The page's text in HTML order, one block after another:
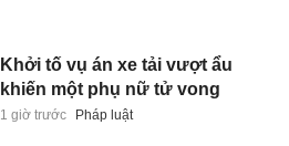
Khởi tố vụ án xe tải vượt ẩu
khiến một phụ nữ tử vong
1 giờ trước Pháp luật